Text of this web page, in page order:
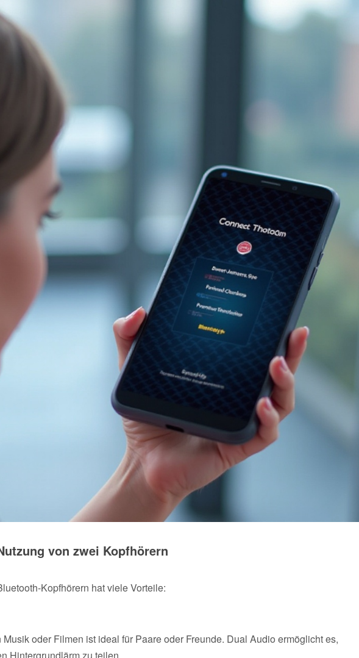
von zwei Kopfhörern
Kopfhörern hat viele Vorteile:
oder Filmen ist ideal für Paare oder Freunde. Dual Audio ermöglicht es,